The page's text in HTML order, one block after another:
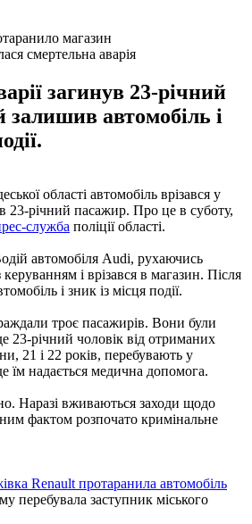
смертельна аварія
загинув 23-річний
залишив автомобіль і
області автомобіль врізався у
23-річний пасажир. Про це в суботу,
служба поліції області.
автомобіля Audi, рухаючись
і врізався в магазин. Після
і зник із місця події.
троє пасажирів. Вони були
23-річний чоловік від отриманих
21 і 22 років, перебувають у
їм надається медична допомога.
Наразі вживаються заходи щодо
фактом розпочато кримінальне
Renault протаранила автомобіль
перебувала заступник міського